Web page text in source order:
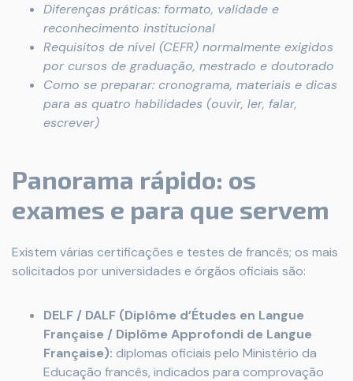
Diferenças práticas: formato, validade e
reconhecimento institucional
Requisitos de nível (CEFR) normalmente exigidos
por cursos de graduação, mestrado e doutorado
Como se preparar: cronograma, materiais e dicas
para as quatro habilidades (ouvir, ler, falar,
escrever)
Panorama rápido: os
exames e para que servem
Existem várias certificações e testes de francês; os mais
solicitados por universidades e órgãos oficiais são:
DELF / DALF (Diplôme d’Études en Langue
Française / Diplôme Approfondi de Langue
Française): diplomas oficiais pelo Ministério da
Educação francês, indicados para comprovação